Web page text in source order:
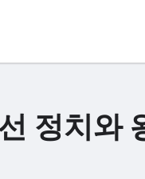
정치와